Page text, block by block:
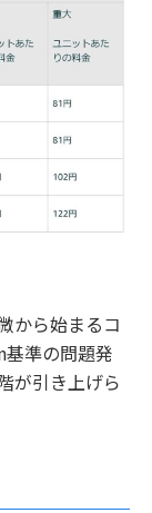
から始まるコ
準の問題発
が引き上げら